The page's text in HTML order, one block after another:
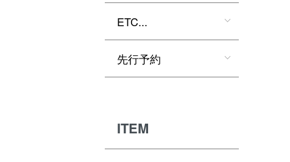
ETC...
先行予約
ITEM